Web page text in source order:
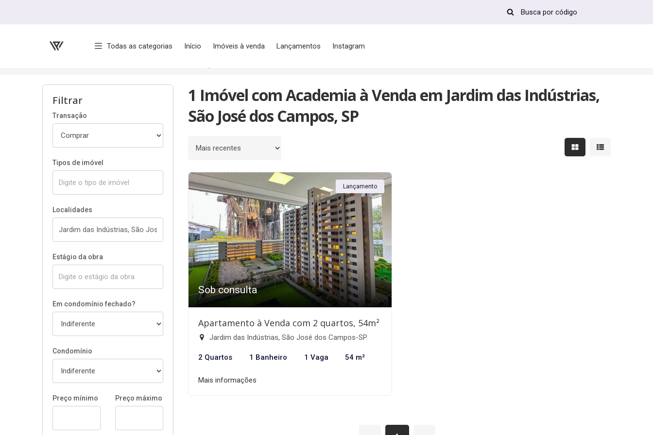
Página inicial
Todas as categorias Início Imóveis à venda Lançamentos Instagram
Filtrar
Transação
Tipos de imóvel
Localidades
Estágio da obra
Em condomínio fechado?
Condomínio
Preço mínimo Preço máximo
1 Imóvel com Academia à Venda em Jardim das Indústrias,
São José dos Campos, SP
Ordenar por Mostrar resultados em
Mostrar
Lançamento
Sob consulta
Apartamento à Venda com 2 quartos, 54m²
Jardim das Indústrias, São José dos Campos-SP
2 Quartos 1 Banheiro 1 Vaga 54 m²
Mais informações